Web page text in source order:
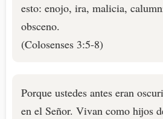
esto: enojo, ira, malicia,
obsceno.
(Colosenses 3:5-8)
Porque ustedes antes eran
en el Señor. Vivan como hijos